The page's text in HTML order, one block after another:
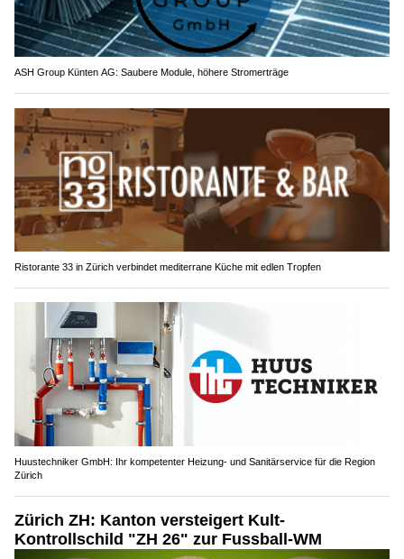
ASH Group Künten AG: Saubere Module, höhere Stromerträge
Ristorante 33 in Zürich verbindet mediterrane Küche mit edlen Tropfen
Huustechniker GmbH: Ihr kompetenter Heizung- und Sanitärservice für die Region
Zürich
Zürich ZH: Kanton versteigert Kult-
Kontrollschild "ZH 26" zur Fussball-WM